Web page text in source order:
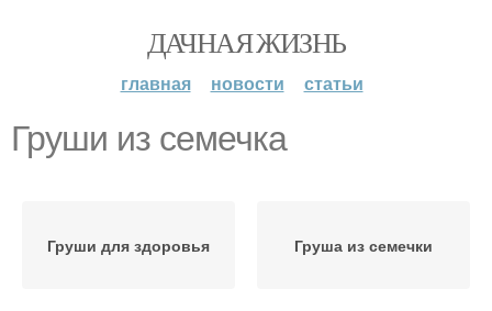
ДАЧНАЯ ЖИЗНЬ
главная новости статьи
Груши из семечка
Груши для здоровья Груша из семечки